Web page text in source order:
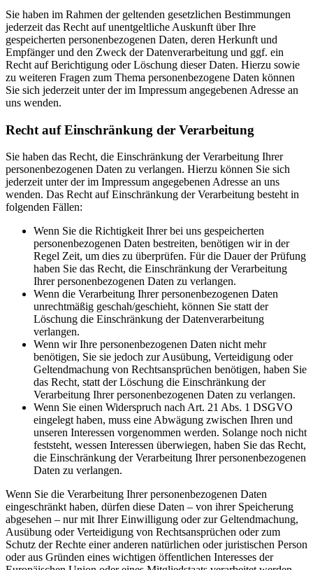
Sie haben im Rahmen der geltenden gesetzlichen Bestimmungen
jederzeit das Recht auf unentgeltliche Auskunft über Ihre
gespeicherten personenbezogenen Daten, deren Herkunft und
Empfänger und den Zweck der Datenverarbeitung und ggf. ein
Recht auf Berichtigung oder Löschung dieser Daten. Hierzu sowie
zu weiteren Fragen zum Thema personenbezogene Daten können
Sie sich jederzeit unter der im Impressum angegebenen Adresse an
uns wenden.
Recht auf Einschränkung der Verarbeitung
Sie haben das Recht, die Einschränkung der Verarbeitung Ihrer
personenbezogenen Daten zu verlangen. Hierzu können Sie sich
jederzeit unter der im Impressum angegebenen Adresse an uns
wenden. Das Recht auf Einschränkung der Verarbeitung besteht in
folgenden Fällen:
Wenn Sie die Richtigkeit Ihrer bei uns gespeicherten
personenbezogenen Daten bestreiten, benötigen wir in der
Regel Zeit, um dies zu überprüfen. Für die Dauer der Prüfung
haben Sie das Recht, die Einschränkung der Verarbeitung
Ihrer personenbezogenen Daten zu verlangen.
Wenn die Verarbeitung Ihrer personenbezogenen Daten
unrechtmäßig geschah/geschieht, können Sie statt der
Löschung die Einschränkung der Datenverarbeitung
verlangen.
Wenn wir Ihre personenbezogenen Daten nicht mehr
benötigen, Sie sie jedoch zur Ausübung, Verteidigung oder
Geltendmachung von Rechtsansprüchen benötigen, haben Sie
das Recht, statt der Löschung die Einschränkung der
Verarbeitung Ihrer personenbezogenen Daten zu verlangen.
Wenn Sie einen Widerspruch nach Art. 21 Abs. 1 DSGVO
eingelegt haben, muss eine Abwägung zwischen Ihren und
unseren Interessen vorgenommen werden. Solange noch nicht
feststeht, wessen Interessen überwiegen, haben Sie das Recht,
die Einschränkung der Verarbeitung Ihrer personenbezogenen
Daten zu verlangen.
Wenn Sie die Verarbeitung Ihrer personenbezogenen Daten
eingeschränkt haben, dürfen diese Daten – von ihrer Speicherung
abgesehen – nur mit Ihrer Einwilligung oder zur Geltendmachung,
Ausübung oder Verteidigung von Rechtsansprüchen oder zum
Schutz der Rechte einer anderen natürlichen oder juristischen Person
oder aus Gründen eines wichtigen öffentlichen Interesses der